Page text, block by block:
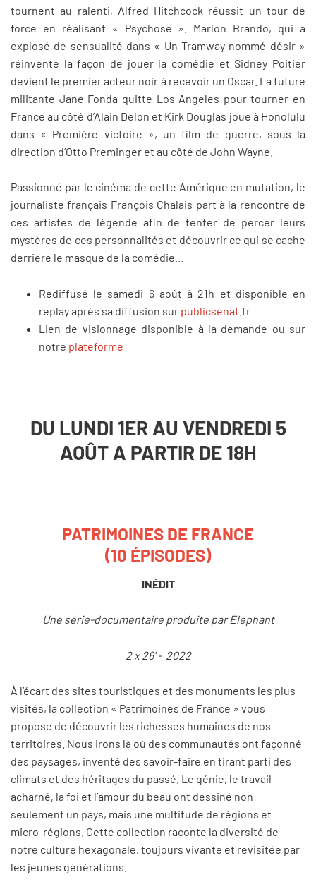
tournent au ralenti, Alfred Hitchcock réussit un tour de
force en réalisant « Psychose ». Marlon Brando, qui a
explosé de sensualité dans « Un Tramway nommé désir »
réinvente la façon de jouer la comédie et Sidney Poitier
devient le premier acteur noir à recevoir un Oscar. La future
militante Jane Fonda quitte Los Angeles pour tourner en
France au côté d’Alain Delon et Kirk Douglas joue à Honolulu
dans « Première victoire », un film de guerre, sous la
direction d’Otto Preminger et au côté de John Wayne.
Passionné par le cinéma de cette Amérique en mutation, le
journaliste français François Chalais part à la rencontre de
ces artistes de légende afin de tenter de percer leurs
mystères de ces personnalités et découvrir ce qui se cache
derrière le masque de la comédie...
Rediffusé le samedi 6 août à 21h et disponible en
replay après sa diffusion sur publicsenat.fr
Lien de visionnage disponible à la demande ou sur
notre plateforme
DU LUNDI 1ER AU VENDREDI 5
AOÛT A PARTIR DE 18H
PATRIMOINES DE FRANCE
(10 ÉPISODES)
INÉDIT
Une série-documentaire produite par Elephant
2 x 26' - 2022
À l’écart des sites touristiques et des monuments les plus
visités, la collection « Patrimoines de France » vous
propose de découvrir les richesses humaines de nos
territoires. Nous irons là où des communautés ont façonné
des paysages, inventé des savoir-faire en tirant parti des
climats et des héritages du passé. Le génie, le travail
acharné, la foi et l’amour du beau ont dessiné non
seulement un pays, mais une multitude de régions et
micro-régions. Cette collection raconte la diversité de
notre culture hexagonale, toujours vivante et revisitée par
les jeunes générations.